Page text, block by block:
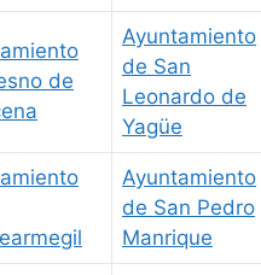
de
Ayuntamiento
de San
Leonardo de
Yagüe
Ayuntamiento
de San Pedro
Manrique